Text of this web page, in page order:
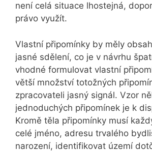
není celá situace lhostejná,
právo využít.
Vlastní připomínky by měly
jasné sdělení, co je v návrhu
vhodné formulovat vlastní
větší množství totožných
zpracovateli jasný signál. Vzor
jednoduchých připomínek je k
Kromě těla připomínky musí
celé jméno, adresu trvalého
narození, identifikovat území